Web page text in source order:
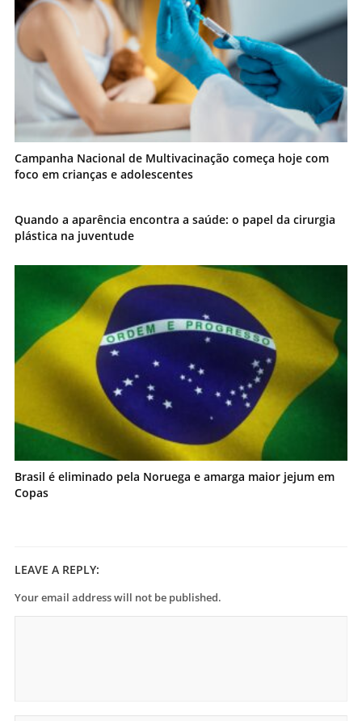
Campanha Nacional de Multivacinação começa hoje com
foco em crianças e adolescentes
Quando a aparência encontra a saúde: o papel da cirurgia
plástica na juventude
Brasil é eliminado pela Noruega e amarga maior jejum em
Copas
LEAVE A REPLY:
Your email address will not be published.